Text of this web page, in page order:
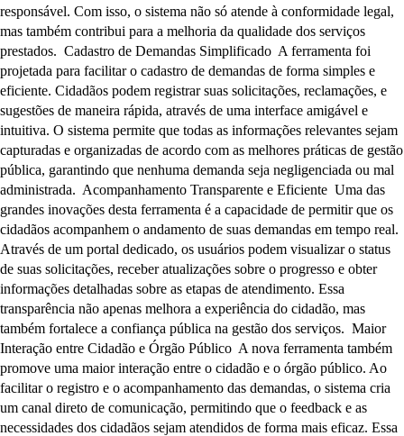
responsável. Com isso, o sistema não só atende à conformidade legal,
mas também contribui para a melhoria da qualidade dos serviços
prestados. Cadastro de Demandas Simplificado A ferramenta foi
projetada para facilitar o cadastro de demandas de forma simples e
eficiente. Cidadãos podem registrar suas solicitações, reclamações, e
sugestões de maneira rápida, através de uma interface amigável e
intuitiva. O sistema permite que todas as informações relevantes sejam
capturadas e organizadas de acordo com as melhores práticas de gestão
pública, garantindo que nenhuma demanda seja negligenciada ou mal
administrada. Acompanhamento Transparente e Eficiente Uma das
grandes inovações desta ferramenta é a capacidade de permitir que os
cidadãos acompanhem o andamento de suas demandas em tempo real.
Através de um portal dedicado, os usuários podem visualizar o status
de suas solicitações, receber atualizações sobre o progresso e obter
informações detalhadas sobre as etapas de atendimento. Essa
transparência não apenas melhora a experiência do cidadão, mas
também fortalece a confiança pública na gestão dos serviços. Maior
Interação entre Cidadão e Órgão Público A nova ferramenta também
promove uma maior interação entre o cidadão e o órgão público. Ao
facilitar o registro e o acompanhamento das demandas, o sistema cria
um canal direto de comunicação, permitindo que o feedback e as
necessidades dos cidadãos sejam atendidos de forma mais eficaz. Essa